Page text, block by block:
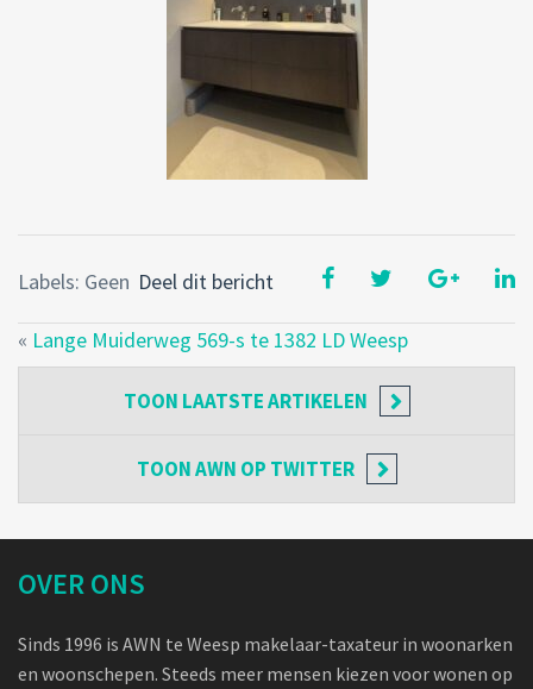
Deel dit bericht
Labels: Geen
« Lange Muiderweg 569-s te 1382 LD Weesp
TOON LAATSTE ARTIKELEN
TOONAWN OP TWITTER
OVER ONS
Sinds 1996 is AWN te Weesp makelaar-taxateur in woonarken
en woonschepen. Steeds meer mensen kiezen voor wonen op